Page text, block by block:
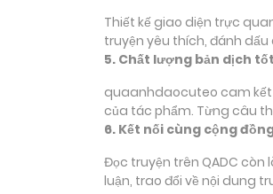
Thiết kế giao diện trực
truyện yêu thích, đánh
5. Chất lượng bản dịch
quaanhdaocuteo cam kết
của tác phẩm. Từng câu
6. Kết nối cùng cộng
Đọc truyện trên QADC còn
luận, trao đổi về nội dung